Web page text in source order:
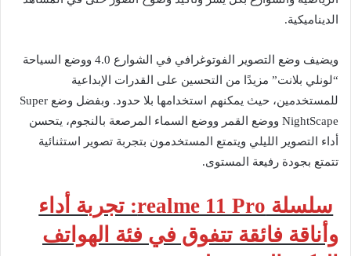
الديناميكية.
ويضيف وضع التصوير الفوتوغرافي في الشوارع 4.0 ووضع السياحة
“لونلي بلانت” مزيدًا من التحسين على القدرات الإبداعية
للمستخدمين، حيث يمكنهم استخدامها بلا حدود. وبفضل وضع Super
NightScape ووضع القمر ووضع السماء المرصعة بالنجوم، يتحسن
أداء التصوير الليلي ويتمتع المستخدمون بتجربة تصوير استثنائية
تتمتع بجودة رفيعة المستوى.
سلسلة realme 11 Pro: تجربة أداء
وأناقة فائقة تتفوق في فئة الهواتف